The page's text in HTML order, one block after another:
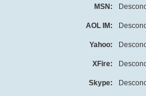
MSN:
AOL IM:
Yahoo:
XFire:
Skype: